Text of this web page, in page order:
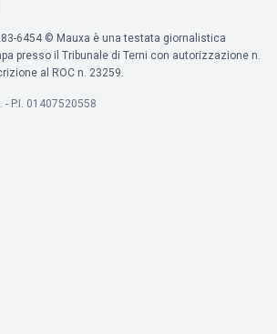
6454 © Mauxa è una testata giornalistica
presso il Tribunale di Terni con autorizzazione n.
al ROC n. 23259.
- P.I. 01407520558